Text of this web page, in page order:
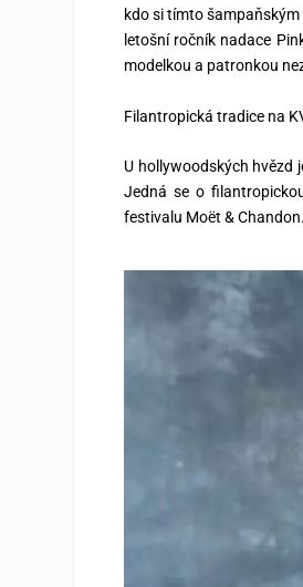
kdo si tímto
letošní ročník nadace
modelkou a patronkou
Filantropická tradice na
U hollywoodských hvězd
Jedná se o
festivalu Moët &